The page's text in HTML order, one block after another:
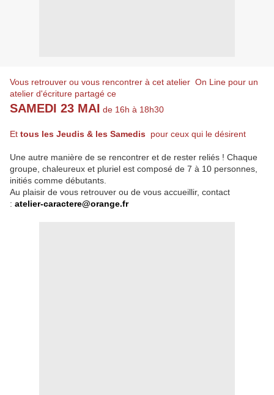
Vous retrouver ou vous rencontrer à cet atelier On Line pour un
atelier d'écriture partagé ce
SAMEDI 23 MAI de 16h à 18h30
Et tous les Jeudis & les Samedis pour ceux qui le désirent
Une autre manière de se rencontrer et de rester reliés ! Chaque
groupe, chaleureux et pluriel est composé de 7 à 10 personnes,
initiés comme débutants.
Au plaisir de vous retrouver ou de vous accueillir, contact
: atelier-caractere@orange.fr